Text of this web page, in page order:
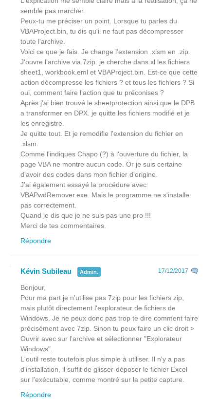
semble pas marcher.
Peux-tu me préciser un point. Lorsque tu parles du
VBAProject.bin, tu dis qu'il ne faut pas décompresser
toute l'archive.
Voici ce que je fais. Je change l'extension .xlsm en .zip.
J'ouvre l'archive via 7zip. je cherche dans xl les fichiers
sheet1, workbook.eml et VBAProject.bin. Est-ce que cette
action décompresse les fichiers ? et tous les fichiers ? Si
oui, comment faire l'action que tu préconises ?
Après j'ai bien trouvé le sheetprotection ainsi que le DPB
a transformer en DPX. je quitte les fichiers modifié et je
les enregistre.
Je quitte tout. Et je remodifie l'extension du fichier en
.xlsm.
Comme l'indiques Chapo (?) à l'ouverture du fichier, la
page VBA ne montre aucun code. Or je suis certaine
d'avoir des codes dans mon fichier d'origine.
J'ai également essayé la procédure avec
VBAPwdRemover.exe. Mais le programme ne s'installe
pas correctement.
Quand je dis que je ne suis pas une pro !!!
Merci de tes commentaires.
Répondre
Kévin Subileau Admin. 17/12/2017
Bonjour,
Pour ma part je n'utilise pas 7zip pour les fichiers zip,
mais plutôt directement l'explorateur de fichiers de
Windows. Je ne peux donc pas trop te dire comment faire
précisément avec 7zip. Sinon tu peux faire un clic droit >
Ouvrir avec sur l'archive et sélectionner "Explorateur
Windows".
L'outil reste toutefois plus simple à utiliser. Il n'y a pas
d'installation, il suffit de glisser-déposer le fichier Excel
sur l'exécutable, comme montré sur la petite capture.
Répondre